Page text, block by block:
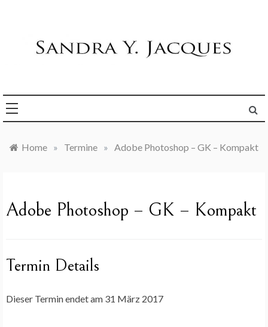
Home » Termine » Adobe Photoshop – GK – Kompakt
Adobe Photoshop – GK – Kompakt
Termin Details
Dieser Termin endet am 31 März 2017